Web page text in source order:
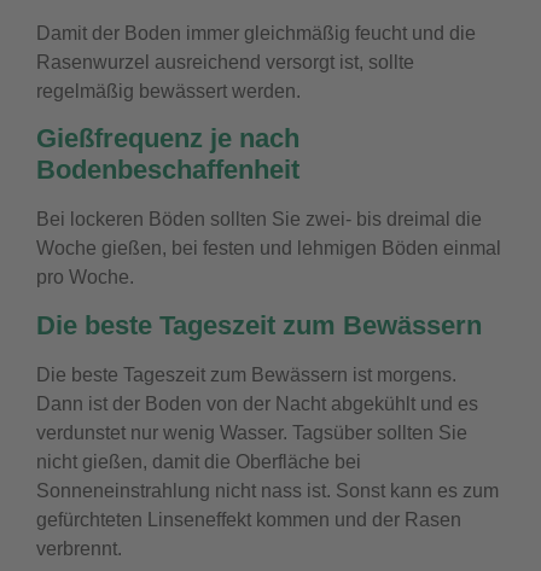
Damit der Boden immer gleichmäßig feucht und die
Rasenwurzel ausreichend versorgt ist, sollte
regelmäßig bewässert werden.
Gießfrequenz je nach
Bodenbeschaffenheit
Bei lockeren Böden sollten Sie zwei- bis dreimal die
Woche gießen, bei festen und lehmigen Böden einmal
pro Woche.
Die beste Tageszeit zum Bewässern
Die beste Tageszeit zum Bewässern ist morgens.
Dann ist der Boden von der Nacht abgekühlt und es
verdunstet nur wenig Wasser. Tagsüber sollten Sie
nicht gießen, damit die Oberfläche bei
Sonneneinstrahlung nicht nass ist. Sonst kann es zum
gefürchteten Linseneffekt kommen und der Rasen
verbrennt.